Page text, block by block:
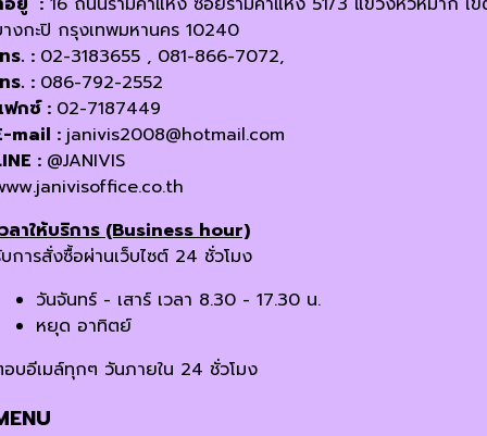
งกะปิ กรุงเทพมหานคร 10240
ร. : 02-3183655 , 081-866-7072,
ร. : 086-792-2552
กซ์ : 02-7187449
mail : janivis2008@hotmail.com
: @JANIVIS
ลาให้บริการ (Business hour)
การสั่งซื้อผ่านเว็บไซต์ 24 ชั่วโมง
วันจันทร์ - เสาร์ เวลา 8.30 - 17.30 น.
หยุด อาทิตย์
บอีเมล์ทุกๆ วันภายใน 24 ชั่วโมง